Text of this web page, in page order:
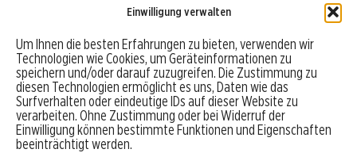
Einwilligung verwalten
Um Ihnen die besten Erfahrungen zu bieten, verwenden wir
Technologien wie Cookies, um Geräteinformationen zu
speichern und/oder darauf zuzugreifen. Die Zustimmung zu
diesen Technologien ermöglicht es uns, Daten wie das
Surfverhalten oder eindeutige IDs auf dieser Website zu
verarbeiten. Ohne Zustimmung oder bei Widerruf der
Einwilligung können bestimmte Funktionen und Eigenschaften
beeinträchtigt werden.
Robo-Advisor vergleichen
Depotvergleich
Festgeld vergleichen